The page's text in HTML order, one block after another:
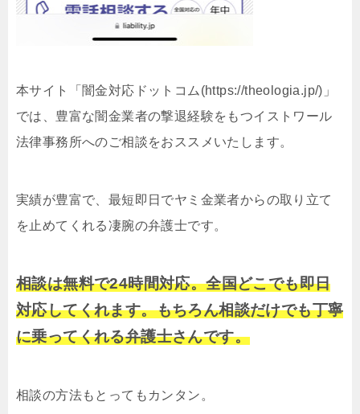
本サイト「闇金対応ドットコム(https://theologia.jp/)」
では、豊富な闇金業者の撃退経験をもつイストワール
法律事務所へのご相談をおススメいたします。
実績が豊富で、最短即日でヤミ金業者からの取り立て
を止めてくれる凄腕の弁護士です。
相談は無料で24時間対応。全国どこでも即日
対応してくれます。もちろん相談だけでも丁寧
に乗ってくれる弁護士さんです。
相談の方法もとってもカンタン。